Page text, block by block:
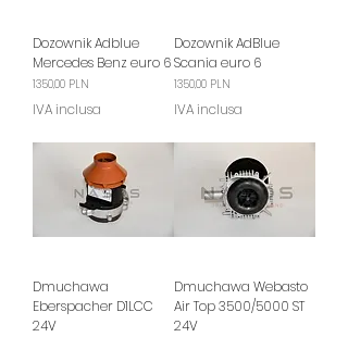
Dozownik Adblue
Mercedes Benz euro 6
Prezzo
1350,00 PLN
IVA inclusa
Dozownik AdBlue
Scania euro 6
Prezzo
1350,00 PLN
IVA inclusa
Dmuchawa
Eberspacher D1LCC
24V
Dmuchawa Webasto
Air Top 3500/5000 ST
24V